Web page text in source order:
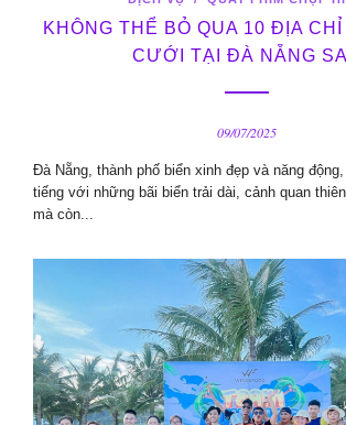
KHÔNG THỂ BỎ QUA 10 ĐỊA
CƯỚI TẠI ĐÀ NẴNG
09/07/2025
Đà Nẵng, thành phố biển xinh đẹp và năng
tiếng với những bãi biển trải dài, cảnh quan
mà còn...